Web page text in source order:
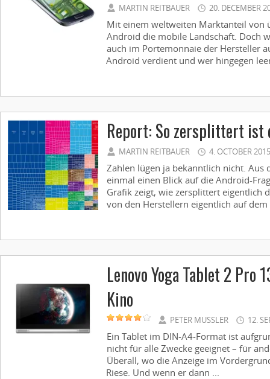
MARTIN REITBAUER 20. DECEMBER
Mit einem weltweiten Marktanteil von
Android die mobile Landschaft. Doch
auch im Portemonnaie der Hersteller
Android verdient und wer hingegen
Report: So zersplittert
MARTIN REITBAUER 4. OCTOBER 2015
Zahlen lügen ja bekanntlich nicht. Aus
einmal einen Blick auf die Android-
Grafik zeigt, wie zersplittert eigentlich
von den Herstellern eigentlich auf
Lenovo Yoga Tablet 2 Pro
Kino
PETER MUSSLER 12.
Ein Tablet im DIN-A4-Format ist
nicht für alle Zwecke geeignet – für
Überall, wo die Anzeige im
Riese. Und wenn er dann ...